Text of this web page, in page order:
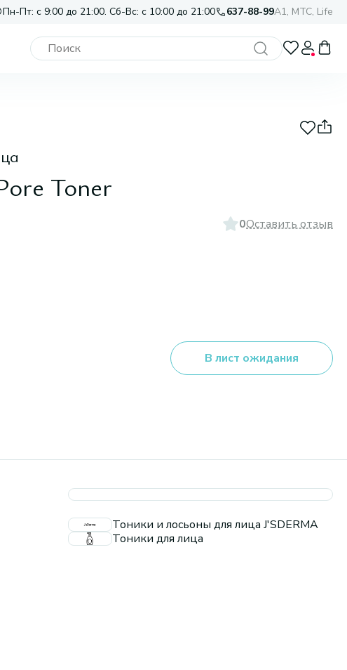
Пн-Пт: с 9:00 до 21:00. Сб-Вс: с 10:00 до 21:00 637-88-99A1, МТС, Life
Toner
0Оставить отзыв
В лист ожидания
Тоники и лосьоны для лица J'SDERMA
Тоники для лица